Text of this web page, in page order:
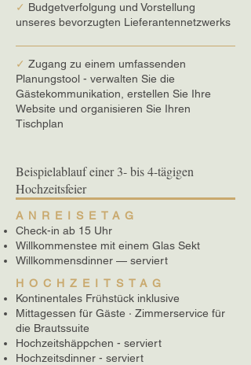
✓ Budgetverfolgung und Vorstellung
unseres bevorzugten Lieferantennetzwerks
✓ Zugang zu einem umfassenden
Planungstool - verwalten Sie die
Gästekommunikation, erstellen Sie Ihre
Website und organisieren Sie Ihren
Tischplan
Beispielablauf einer 3- bis 4-tägigen
Hochzeitsfeier
ANREISETAG
Check-in ab 15 Uhr
Willkommenstee mit einem Glas Sekt
Willkommensdinner — serviert
HOCHZEITSTAG
Kontinentales Frühstück inklusive
Mittagessen für Gäste · Zimmerservice für
die Brautssuite
Hochzeitshäppchen - serviert
Hochzeitsdinner - serviert